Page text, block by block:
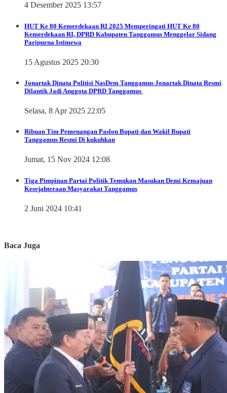
4 Desember 2025 13:57
HUT Ke 80 Kemerdekaan RI 2025 Memperingati HUT Ke 80
Kemerdekaan RI, DPRD Kabupaten Tanggamus Menggelar Sidang
Paripurna Istimewa
15 Agustus 2025 20:30
Jonartak Dinata Politisi NasDem Tanggamus Jonartak Dinata Resmi
Dilantik Jadi Anggota DPRD Tanggamus
Selasa, 8 Apr 2025 22:05
Ribuan Tim Pemenangan Paslon Bupati dan Wakil Bupati
Tanggamus Resmi Di kukuhkan
Jumat, 15 Nov 2024 12:08
Tiga Pimpinan Partai Politik Temukan Masukan Demi Kemajuan
Kesejahteraan Masyarakat Tanggamus
2 Juni 2024 10:41
Baca Juga